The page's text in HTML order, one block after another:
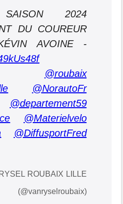
SAISON 2024
DU COUREUR
AVOINE -
@roubaix
@NorautoFr
@departement59
@Materielvelo
@DiffusportFred
ROUBAIX LILLE